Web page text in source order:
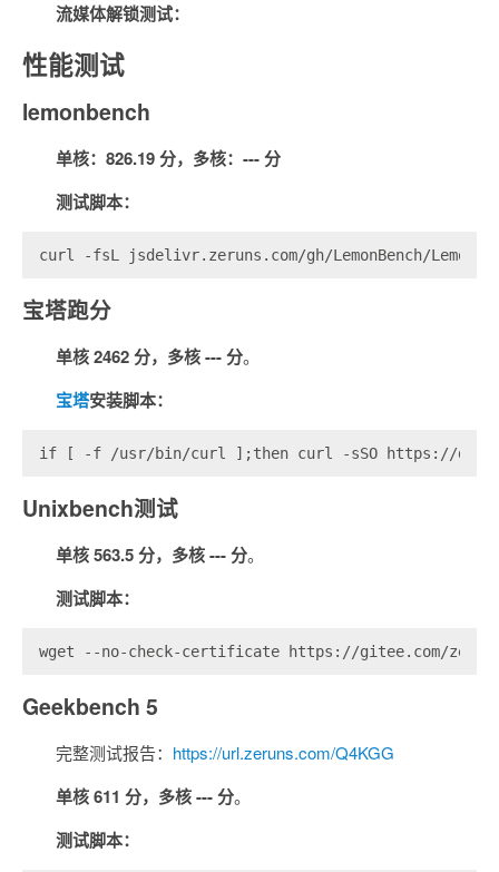
流媒体解锁测试：
性能测试
lemonbench
单核：826.19 分，多核：--- 分
测试脚本：
curl -fsL jsdelivr.zeruns.com/gh/LemonBench/
宝塔跑分
单核 2462 分，多核 --- 分。
宝塔安装脚本：
if [ -f /usr/bin/curl ];then curl -sSO https://
Unixbench测试
单核 563.5 分，多核 --- 分。
测试脚本：
wget --no-check-certificate https://gitee.com/
Geekbench 5
完整测试报告： https://url.zeruns.com/Q4KGG
单核 611 分，多核 --- 分。
测试脚本：